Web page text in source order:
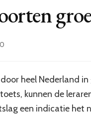
heel Nederland
kunnen de
een indicatie het